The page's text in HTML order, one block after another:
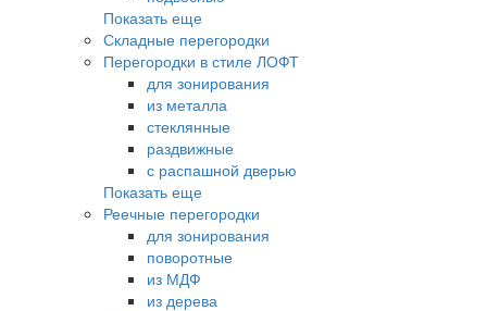
Показать еще
Складные перегородки
Перегородки в стиле ЛОФТ
для зонирования
из металла
стеклянные
раздвижные
с распашной дверью
Показать еще
Реечные перегородки
для зонирования
поворотные
из МДФ
из дерева